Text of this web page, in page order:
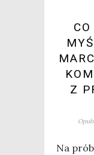
Z
Na